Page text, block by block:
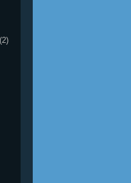
(2)